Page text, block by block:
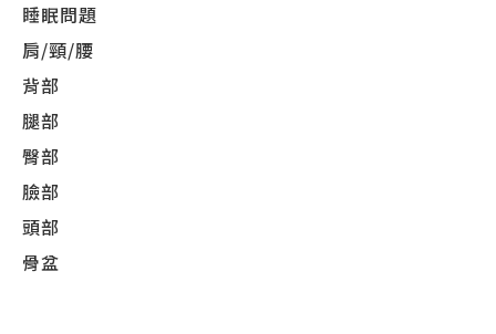
睡眠問題
肩/頸/腰
背部
腿部
臀部
臉部
頭部
骨盆